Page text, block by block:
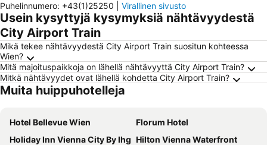
Puhelinnumero: +43(1)25250 Virallinen sivusto
Usein kysyttyjä kysymyksiä nähtävyydestä
City Airport Train
Mikä tekee nähtävyydestä City Airport Train suositun kohteessa
Wien?
Mitä majoituspaikkoja on lähellä nähtävyyttä City Airport Train?
Mitkä nähtävyydet ovat lähellä kohdetta City Airport Train?
Muita huippuhotelleja
Hotel Bellevue Wien
Florum Hotel
Holiday Inn Vienna City By Ihg Hilton Vienna Waterfront